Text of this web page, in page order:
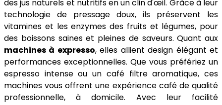
des jus naturels et nutritifs en un clin d'œil. Grâce à leur
technologie de pressage doux, ils préservent les
vitamines et les enzymes des fruits et légumes, pour
des boissons saines et pleines de saveurs. Quant aux
machines à expresso, elles allient design élégant et
performances exceptionnelles. Que vous préfériez un
espresso intense ou un café filtre aromatique, ces
machines vous offrent une expérience café de qualité
professionnelle, à domicile. Avec leur facilité